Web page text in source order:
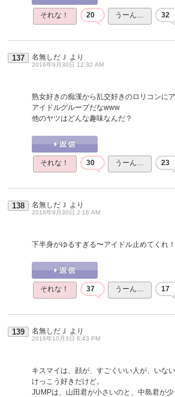
それな！ 20 うーん… 32
137 名無しだＪ より
2016年9月30日 12:32 AM
熟女好きの痴漢から乱交好きのロリコンに
アイドルグループだなwww
他のヤツはどんな趣味なんだ？
それな！ 30 うーん… 23
138 名無しだＪ より
2016年9月30日 2:16 AM
下半身がゆるすぎる〜アイドル止めてくれ
それな！ 37 うーん… 17
139 名無しだＪ より
2016年10月3日 6:43 PM
キスマイは、顔が、すごくいい人が、いな
けっこう好きだけど。
JUMPは、山田君が小さいのと、中島君が